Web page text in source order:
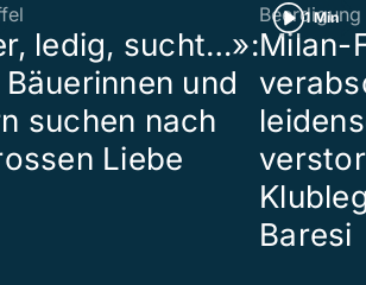
ledig, sucht…»:
und
suchen nach
Liebe
1 Min
Beerdigung
Milan-
Baresi